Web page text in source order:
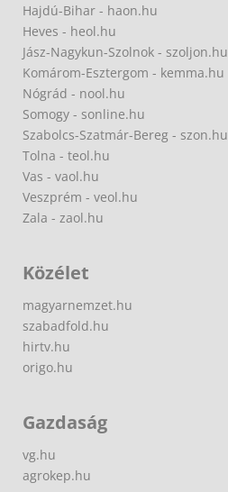
Hajdú-Bihar - haon.hu
Heves - heol.hu
Jász-Nagykun-Szolnok - szoljon.hu
Komárom-Esztergom - kemma.hu
Nógrád - nool.hu
Somogy - sonline.hu
Szabolcs-Szatmár-Bereg - szon.hu
Tolna - teol.hu
Vas - vaol.hu
Veszprém - veol.hu
Zala - zaol.hu
Közélet
magyarnemzet.hu
szabadfold.hu
hirtv.hu
origo.hu
Gazdaság
vg.hu
agrokep.hu